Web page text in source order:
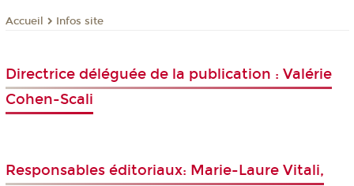
Accueil Infos site
Directrice déléguée de la publication : Valérie
Cohen-Scali
Responsables éditoriaux: Marie-Laure Vitali,